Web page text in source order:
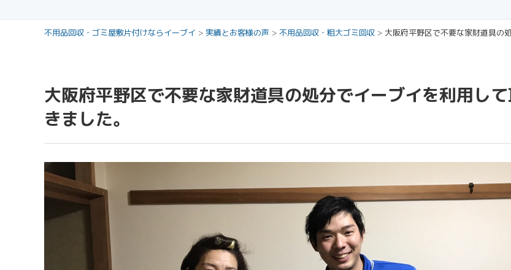
不用品回収・ゴミ屋敷片付けならイーブイ > 実績とお客様の声 > 不用品回収・粗大ゴミ回収 > 大阪府平野区で不要な家財道具の
大阪府平野区で不要な家財道具の処分でイーブイを利用し
きました。